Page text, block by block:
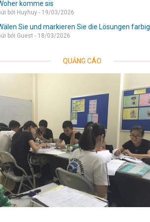
komme sis
bởi Huyhuy - 19/03/2026
Sie und markieren Sie die Lösungen farbig
bởi Guest - 18/03/2026
QUẢNG CÁO